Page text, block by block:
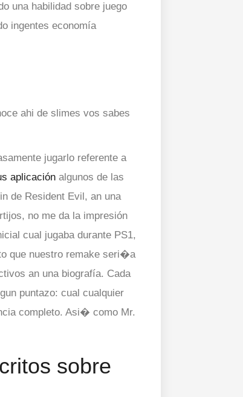
una habilidad sobre juego
ingentes economía
ahi de slimes vos sabes
jugarlo referente a
aplicación algunos de las
de Resident Evil, an una
no me da la impresión
cual jugaba durante PS1,
que nuestro remake seri�a
an una biografía. Cada
puntazo: cual cualquier
completo. Asi� como Mr.
sobre